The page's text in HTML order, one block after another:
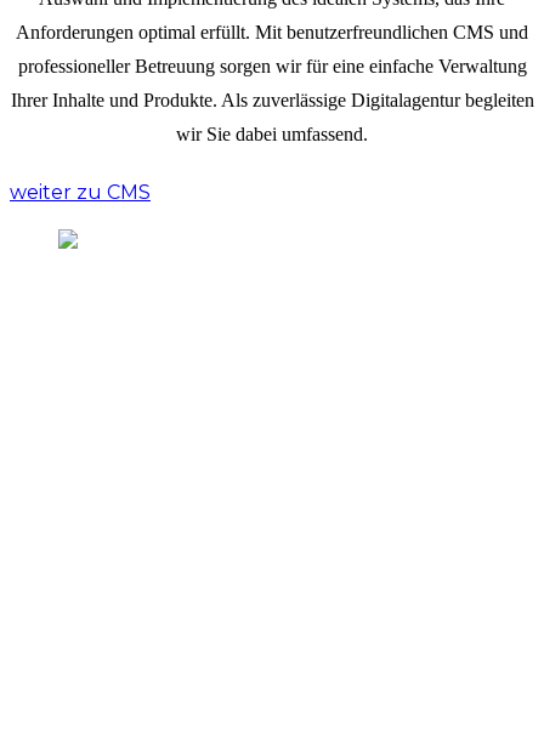
Anforderungen optimal erfüllt. Mit benutzerfreundlichen CMS und
professioneller Betreuung sorgen wir für eine einfache Verwaltung
Ihrer Inhalte und Produkte. Als zuverlässige Digitalagentur begleiten
wir Sie dabei umfassend.
weiter zu CMS